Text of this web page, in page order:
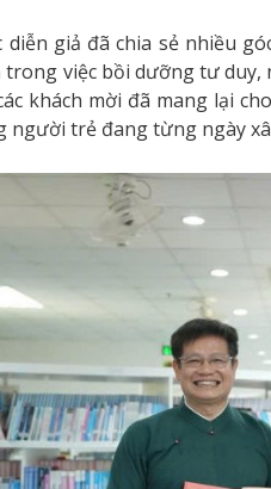
diễn giả đã chia sẻ nhiều
trong việc bồi dưỡng tư
khách mời đã mang lại
người trẻ đang từng ngày